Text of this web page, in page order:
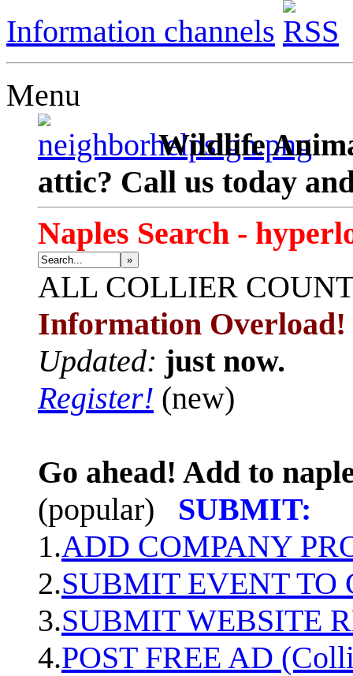
Information channels
Menu
Wildlife
attic? Call us today
Naples Search -
»
ALL COLLIER
Information Overload!
Updated: just now.
Register! (new)
Go ahead! Add to
(popular)
SUBMIT:
1.ADD COMPANY
2.SUBMIT EVENT TO
3.SUBMIT WEBSITE
4.POST FREE AD